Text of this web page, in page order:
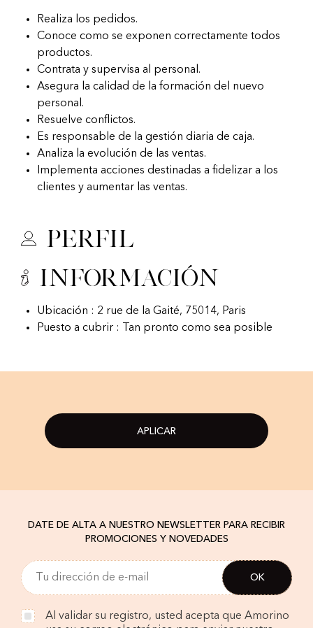
Realiza los pedidos.
Conoce como se exponen correctamente todos
productos.
Contrata y supervisa al personal.
Asegura la calidad de la formación del nuevo
personal.
Resuelve conflictos.
Es responsable de la gestión diaria de caja.
Analiza la evolución de las ventas.
Implementa acciones destinadas a fidelizar a los
clientes y aumentar las ventas.
Perfil
Información
Ubicación : 2 rue de la Gaité, 75014, Paris
Puesto a cubrir : Tan pronto como sea posible
APLICAR
DATE DE ALTA A NUESTRO NEWSLETTER PARA RECIBIR
PROMOCIONES Y NOVEDADES
Al validar su registro, usted acepta que Amorino